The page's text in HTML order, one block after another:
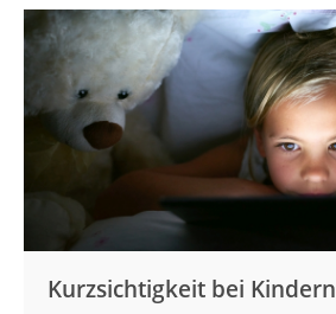
Kurzsichtigkeit bei Kindern